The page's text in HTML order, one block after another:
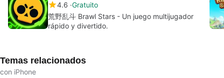
4.6 Gratuito
荒野乱斗 Brawl Stars - Un juego multijugador
rápido y divertido.
Temas relacionados
con iPhone